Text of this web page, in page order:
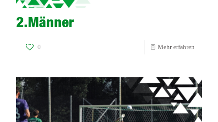
2.Männer
0 Mehr erfahren